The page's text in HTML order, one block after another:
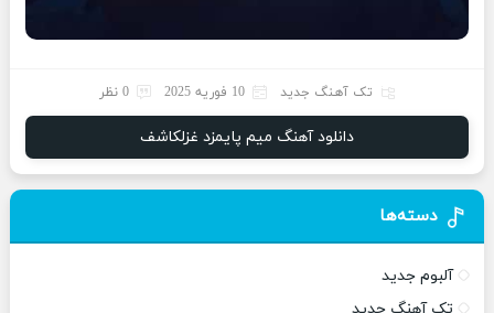
تک آهنگ جدید 10 فوریه 2025 0 نظر
دانلود آهنگ میم پایمزد غزلکاشف
دسته‌ها
آلبوم جدید